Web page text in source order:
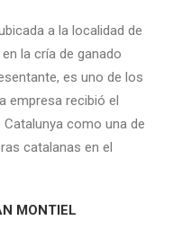
a la localidad de
la cría de ganado
es uno de los
empresa recibió el
como una de
catalanas en el
MONTIEL